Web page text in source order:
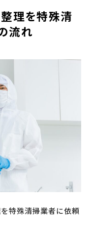
整理を特殊清
流れ
特殊清掃業者に依頼